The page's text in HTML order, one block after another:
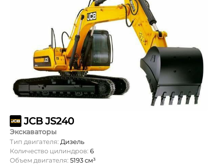
JCB JS240
Экскаваторы
Тип двигателя: Дизель
Количество цилиндров: 6
Объем двигателя: 5193 см³